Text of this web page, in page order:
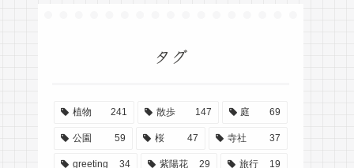
タグ
植物 241 散歩 147 庭 69
公園 59 桜 47 寺社 37
greeting 34 紫陽花 29 旅行 19